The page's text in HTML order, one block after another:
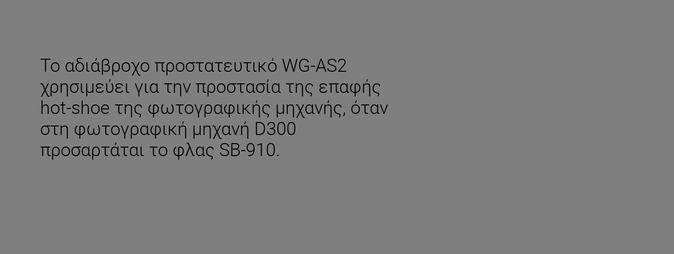
Το αδιάβροχο προστατευτικό WG-AS2
χρησιμεύει για την προστασία της επαφής
hot-shoe της φωτογραφικής μηχανής, όταν
στη φωτογραφική μηχανή D300
προσαρτάται το φλας SB-910.